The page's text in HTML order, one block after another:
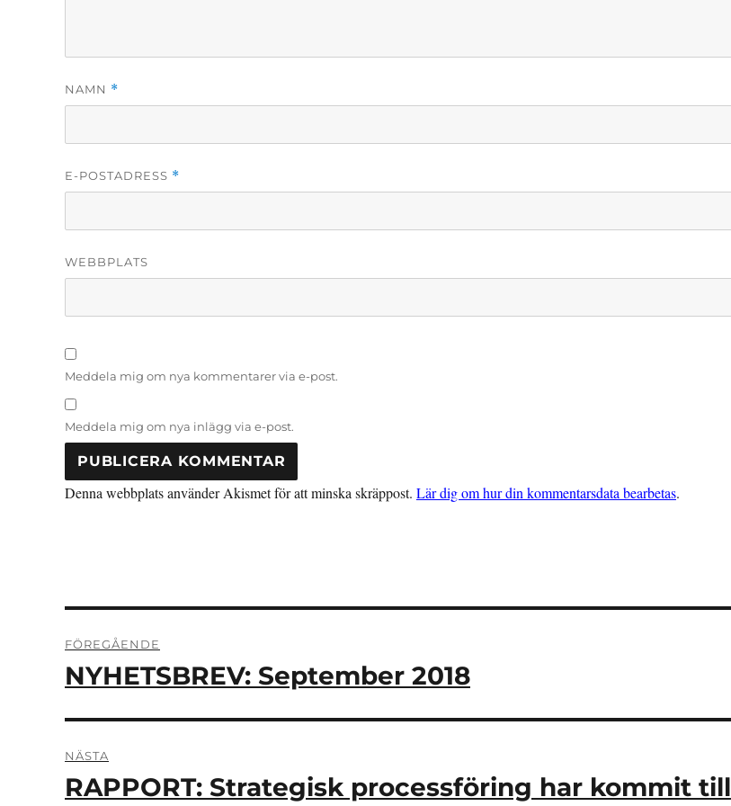
NAMN *
E-POSTADRESS *
WEBBPLATS
Meddela mig om nya kommentarer via e-post.
Meddela mig om nya inlägg via e-post.
Denna webbplats använder Akismet för att minska skräppost. Lär dig om hur din kommentarsdata bearbetas.
FÖREGÅENDE
Föregående
NYHETSBREV: September 2018
NÄSTA
Nästa
RAPPORT: Strategisk processföring har kommit till